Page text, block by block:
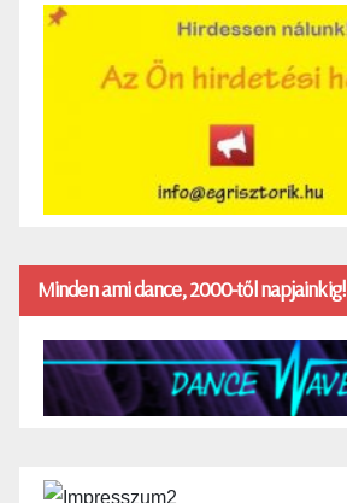
Minden ami dance, 2000-től napjainkig!